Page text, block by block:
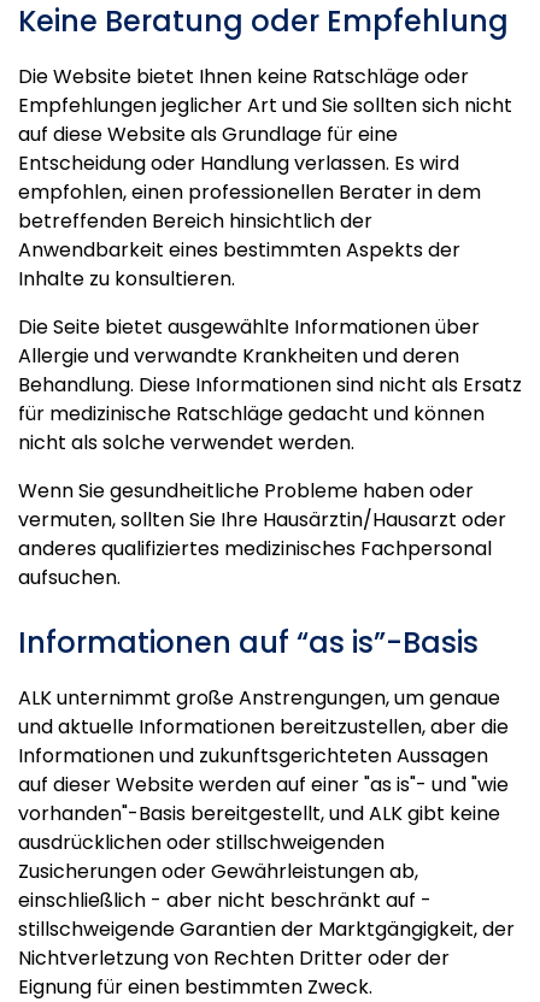
Keine Beratung oder Empfehlung
Die Website bietet Ihnen keine Ratschläge oder
Empfehlungen jeglicher Art und Sie sollten sich nicht
auf diese Website als Grundlage für eine
Entscheidung oder Handlung verlassen. Es wird
empfohlen, einen professionellen Berater in dem
betreffenden Bereich hinsichtlich der
Anwendbarkeit eines bestimmten Aspekts der
Inhalte zu konsultieren.
Die Seite bietet ausgewählte Informationen über
Allergie und verwandte Krankheiten und deren
Behandlung. Diese Informationen sind nicht als Ersatz
für medizinische Ratschläge gedacht und können
nicht als solche verwendet werden.
Wenn Sie gesundheitliche Probleme haben oder
vermuten, sollten Sie Ihre Hausärztin/Hausarzt oder
anderes qualifiziertes medizinisches Fachpersonal
aufsuchen.
Informationen auf “as is”-Basis
ALK unternimmt große Anstrengungen, um genaue
und aktuelle Informationen bereitzustellen, aber die
Informationen und zukunftsgerichteten Aussagen
auf dieser Website werden auf einer "as is"- und "wie
vorhanden"-Basis bereitgestellt, und ALK gibt keine
ausdrücklichen oder stillschweigenden
Zusicherungen oder Gewährleistungen ab,
einschließlich - aber nicht beschränkt auf -
stillschweigende Garantien der Marktgängigkeit, der
Nichtverletzung von Rechten Dritter oder der
Eignung für einen bestimmten Zweck.